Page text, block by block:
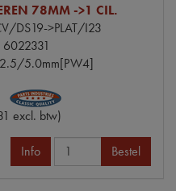
78MM ->1 CIL.
DS19->PLAT/I23
6022331
5.0mm[PW4]
excl. btw)
Info Bestel